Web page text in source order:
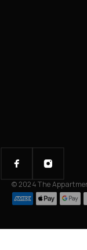
© 2024 The